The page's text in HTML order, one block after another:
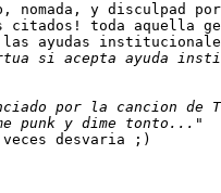
nomada, y disculpad
citados! toda aquella
ayudas
desvaria ;)